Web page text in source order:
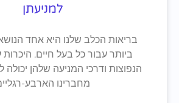
למניעתן
בריאות הכלב שלנו היא אחד
ביותר עבור כל בעל חיים.
הנפוצות ודרכי המניעה שלהן
מחברינו הארבע-